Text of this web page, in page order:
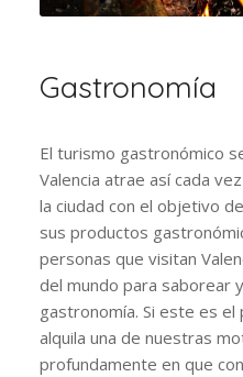
Gastronomía
El turismo gastronómico
Valencia atrae así cada
la ciudad con el objetivo
sus productos
personas que visitan
del mundo para saborear
gastronomía. Si este es
alquila una de nuestras
profundamente en que